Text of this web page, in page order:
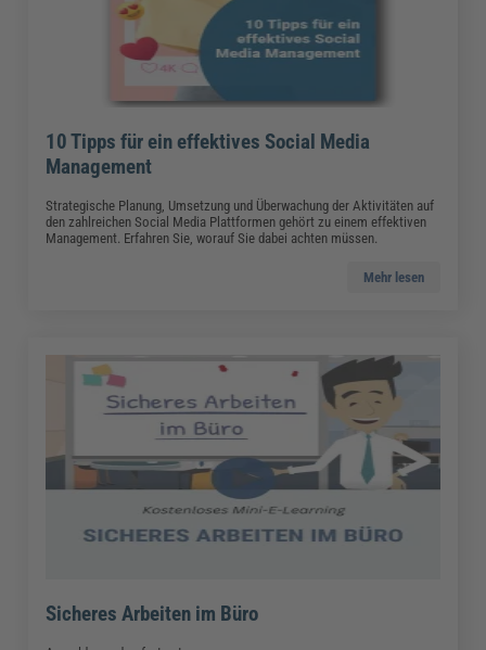
10 Tipps für ein effektives Social Media
Management
Strategische Planung, Umsetzung und Überwachung der Aktivitäten auf
den zahlreichen Social Media Plattformen gehört zu einem effektiven
Management. Erfahren Sie, worauf Sie dabei achten müssen.
Mehr lesen
Sicheres Arbeiten im Büro